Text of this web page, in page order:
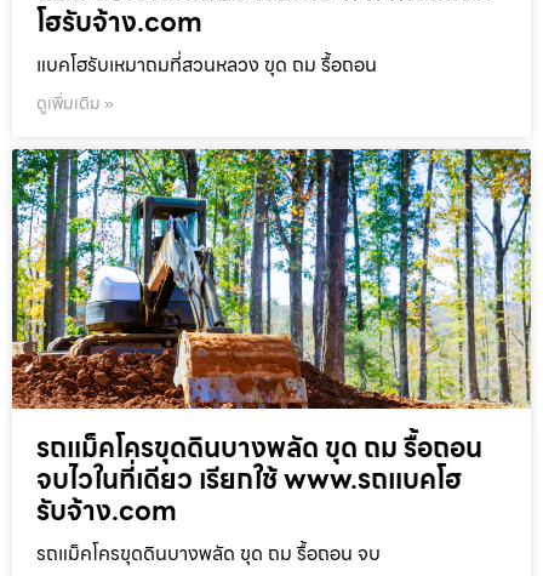
โฮรับจ้าง.com
แบคโฮรับเหมาถมที่สวนหลวง ขุด ถม รื้อถอน
ดูเพิ่มเติม »
รถแม็คโครขุดดินบางพลัด ขุด ถม รื้อถอน
จบไวในที่เดียว เรียกใช้ www.รถแบคโฮ
รับจ้าง.com
รถแม็คโครขุดดินบางพลัด ขุด ถม รื้อถอน จบ